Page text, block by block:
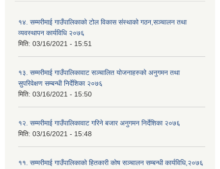
१४. सम्मरीमाई गाउँपालिकाको टोल विकास संस्थाको गठन,सञ्चालन तथा
व्यवस्थापन कार्यविधि २०७६
मिति: 03/16/2021 - 15:51
१३. सम्मरीमाई गाउँपालिकावाट सञ्चालित योजनाहरुको अनुगमन तथा
सुपरिवेक्षण सम्बन्धी निर्देशिका २०७६
मिति: 03/16/2021 - 15:50
१२. सम्मरीमाई गाउँपालिकावाट गरिने बजार अनुगमन निर्देशिका २०७६
मिति: 03/16/2021 - 15:48
११. सम्मरीमाई गाउँपालिकाको हितकारी कोष सञ्चालन सम्बन्धी कार्यविधि,२०७६